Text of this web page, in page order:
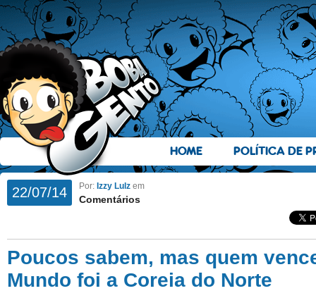
HOME POLÍTICA DE
22/07/14 Por: Izzy Lulz em
Comentários
Poucos sabem, mas quem
Mundo foi a Coreia do Norte